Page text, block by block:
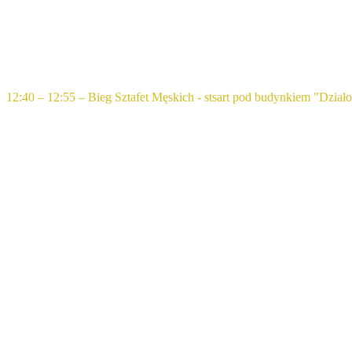
12:40 – 12:55 – Bieg Sztafet Męskich - stsart pod budynkiem